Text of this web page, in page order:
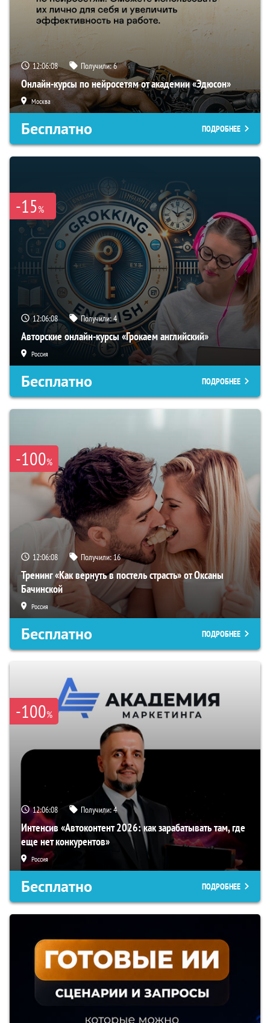
12:06:07 Получили:6
Онлайн-курсы по нейросетям от академии «Эдюсон»
Москва
Бесплатно ПОДРОБНЕЕ
-15%
12:06:07 Получили:4
Авторские онлайн-курсы «Грокаем английский»
Россия
Бесплатно ПОДРОБНЕЕ
-100%
12:06:07 Получили:16
Тренинг «Как вернуть в постель страсть» от Оксаны
Бачинской
Россия
Бесплатно ПОДРОБНЕЕ
-100%
12:06:07 Получили:4
Интенсив «Автоконтент 2026: как зарабатывать там, где
еще нет конкурентов»
Россия
Бесплатно ПОДРОБНЕЕ